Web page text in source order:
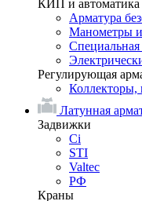
КИП и автоматика
Арматура
Манометры
Регулирующая
Латунная
Задвижки
Ci
STI
Valtec
РФ
Краны